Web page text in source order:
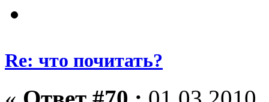
Re: что почитать?